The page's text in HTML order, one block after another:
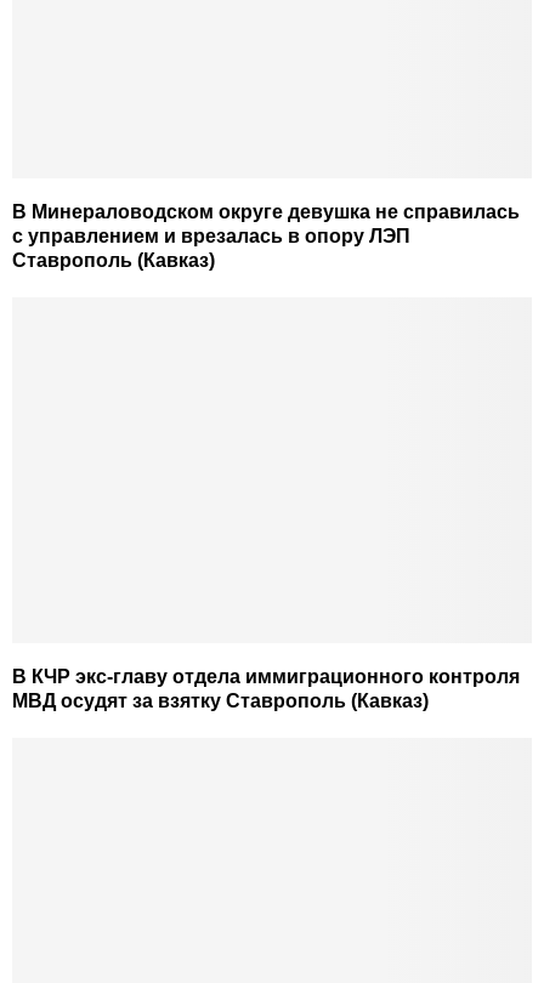
В Минераловодском округе девушка не справилась
с управлением и врезалась в опору ЛЭП
Ставрополь (Кавказ)
В КЧР экс-главу отдела иммиграционного контроля
МВД осудят за взятку Ставрополь (Кавказ)